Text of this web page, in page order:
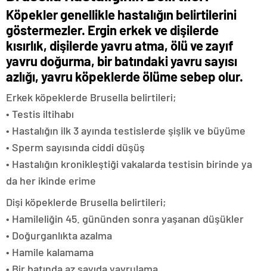
Köpekler genellikle hastalığın belirtilerini
göstermezler. Ergin erkek ve dişilerde
kısırlık, dişilerde yavru atma, ölü ve zayıf
yavru doğurma, bir batındaki yavru sayısı
azlığı, yavru köpeklerde ölüme sebep olur.
Erkek köpeklerde Brusella belirtileri;
• Testis iltihabı
• Hastalığın ilk 3 ayında testislerde şişlik ve büyüme
• Sperm sayısında ciddi düşüş
• Hastalığın kronikleştiği vakalarda testisin birinde ya
da her ikinde erime
Dişi köpeklerde Brusella belirtileri;
• Hamileliğin 45. gününden sonra yaşanan düşükler
• Doğurganlıkta azalma
• Hamile kalamama
• Bir batında az sayıda yavrulama